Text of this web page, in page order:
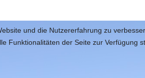
und die Nutzererfahrung zu
Funktionalitäten der Seite zur Verfügung